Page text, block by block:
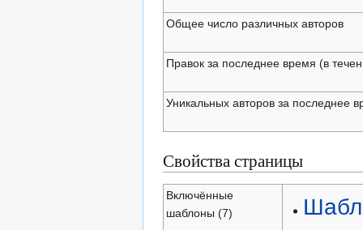
Общее число различных авторов
Правок за последнее время (в
Уникальных авторов за последнее
Свойства страницы
Включённые
шаблоны (7)